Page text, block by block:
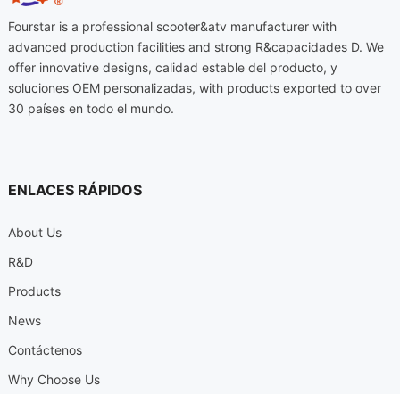
Fourstar is a professional scooter&atv manufacturer with
advanced production facilities and strong R&capacidades D. We
offer innovative designs, calidad estable del producto, y
soluciones OEM personalizadas, with products exported to over
30 países en todo el mundo.
ENLACES RÁPIDOS
About Us
R&D
Products
News
Contáctenos
Why Choose Us